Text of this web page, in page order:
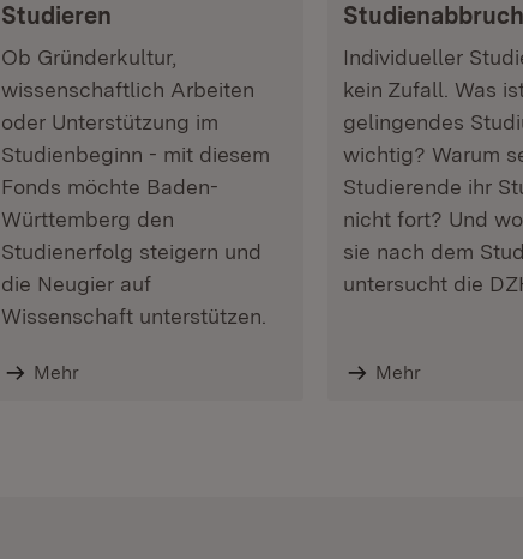
Studieren
Ob Gründerkultur,
wissenschaftlich Arbeiten
oder Unterstützung im
Studienbeginn - mit diesem
Fonds möchte Baden-
Württemberg den
Studienerfolg steigern und
die Neugier auf
Wissenschaft unterstützen.
Mehr
Individueller
kein Zufall. Was
gelingendes
wichtig? Warum
Studierende ihr
nicht fort? Und
sie nach dem
untersucht die
Mehr